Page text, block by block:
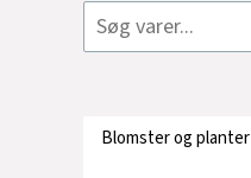
Blomster og planter